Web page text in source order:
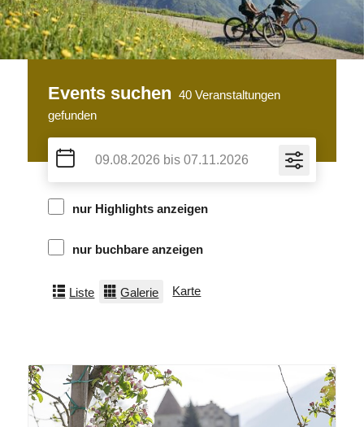
Events suchen 40 Veranstaltungen
gefunden
nur Highlights anzeigen
nur buchbare anzeigen
Liste Galerie Karte